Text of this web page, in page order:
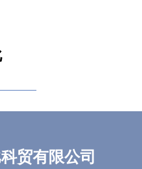
贸有限公司